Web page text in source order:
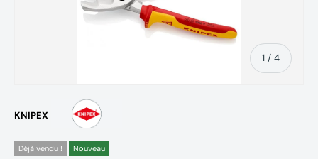
1 / de
4
KNIPEX
Déjà vendu ! Nouveau